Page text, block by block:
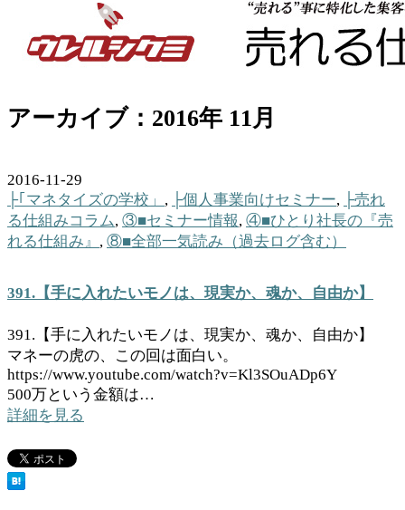
アーカイブ：2016年 11月
2016-11-29
├｢マネタイズの学校」 , ├個人事業向けセミナー, ├売れ
る仕組みコラム, ③■セミナー情報, ④■ひとり社長の『売
れる仕組み』 , ⑧■全部一気読み（過去ログ含む）
391.【手に入れたいモノは、現実か、魂か、自由か】
391.【手に入れたいモノは、現実か、魂か、自由か】
マネーの虎の、この回は面白い。
https://www.youtube.com/watch?v=Kl3SOuADp6Y
500万という金額は…
詳細を見る